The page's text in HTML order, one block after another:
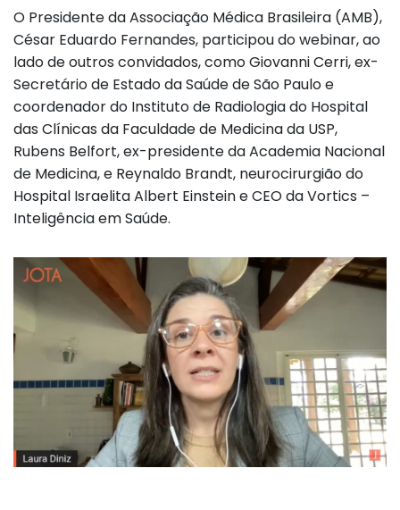
O Presidente da Associação Médica Brasileira (AMB),
César Eduardo Fernandes, participou do webinar, ao
lado de outros convidados, como Giovanni Cerri, ex-
Secretário de Estado da Saúde de São Paulo e
coordenador do Instituto de Radiologia do Hospital
das Clínicas da Faculdade de Medicina da USP,
Rubens Belfort, ex-presidente da Academia Nacional
de Medicina, e Reynaldo Brandt, neurocirurgião do
Hospital Israelita Albert Einstein e CEO da Vortics –
Inteligência em Saúde.